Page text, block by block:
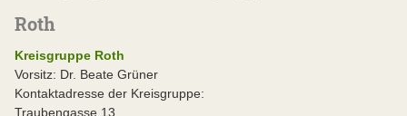
Roth
Kreisgruppe Roth
Vorsitz: Dr. Beate Grüner
Kontaktadresse der Kreisgruppe:
Traubengasse 13